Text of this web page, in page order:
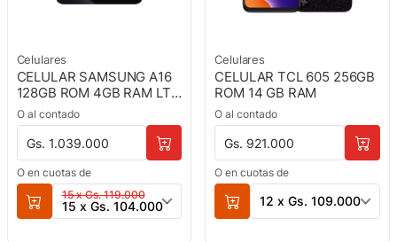
Celulares
CELULAR SAMSUNG A16
128GB ROM 4GB RAM LTE
NEGRO
O al contado
Gs. 1.039.000
O en cuotas de
15 x Gs. 119.000
15 x Gs. 104.000
Celulares
CELULAR TCL 605 256GB
ROM 14 GB RAM
O al contado
Gs. 921.000
O en cuotas de
12 x Gs. 109.000